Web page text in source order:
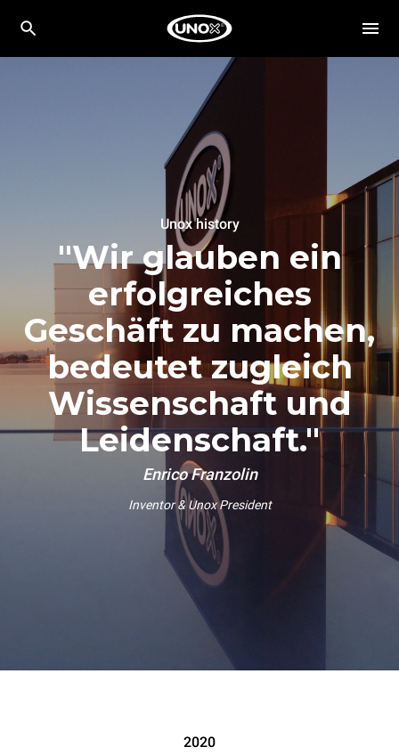
Unox history
"Wir glauben ein
erfolgreiches
Geschäft zu machen,
bedeutet zugleich
Wissenschaft und
Leidenschaft."
Enrico Franzolin
Inventor & Unox President
2020